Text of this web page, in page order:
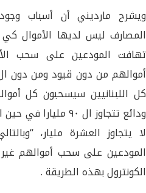
ويشرح مارديني أن أسباب وجود
المصارف ليس لديها الأموال كي
تهافت المودعين على سحب
كل اللبنانيين سيسحبون كل
ودائع تتجاوز ال ٩٠
لا يتجاوز العشرة مليار،
المودعين على سحب أموالهم
الكونترول بهذه الطريقة .